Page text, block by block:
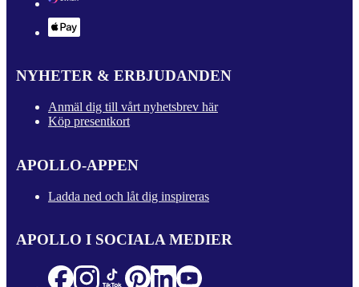
NYHETER & ERBJUDANDEN
Anmäl dig till vårt nyhetsbrev här
Köp presentkort
APOLLO-APPEN
Ladda ned och låt dig inspireras
APOLLO I SOCIALA MEDIER